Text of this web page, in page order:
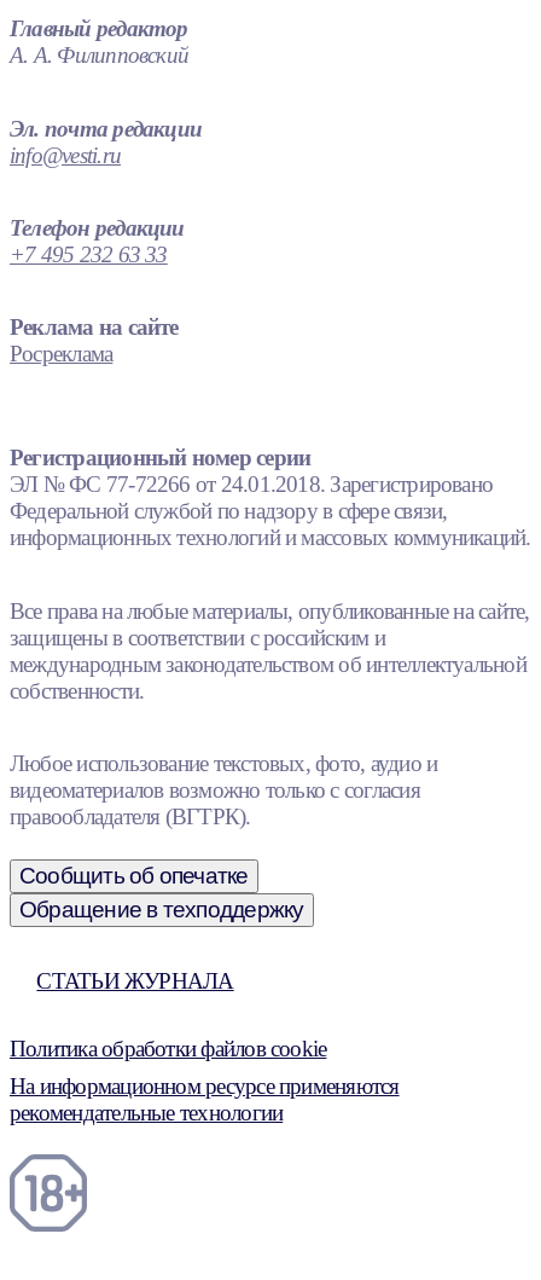
Главный редактор
А. А. Филипповский
Эл. почта редакции
info@vesti.ru
Телефон редакции
+7 495 232 63 33
Реклама на сайте
Росреклама
Регистрационный номер серии
ЭЛ № ФС 77-72266 от 24.01.2018. Зарегистрировано
Федеральной службой по надзору в сфере связи,
информационных технологий и массовых коммуникаций.
Все права на любые материалы, опубликованные на сайте,
защищены в соответствии с российским и
международным законодательством об интеллектуальной
собственности.
Любое использование текстовых, фото, аудио и
видеоматериалов возможно только с согласия
правообладателя (ВГТРК).
Сообщить об опечатке
Обращение в техподдержку
СТАТЬИ ЖУРНАЛА
Политика обработки файлов cookie
На информационном ресурсе применяются
рекомендательные технологии